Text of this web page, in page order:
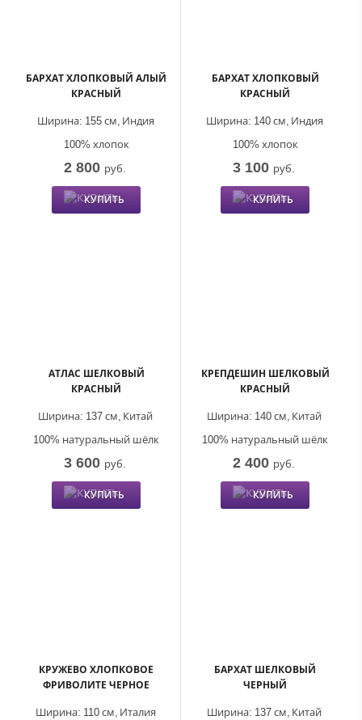
БАРХАТ ХЛОПКОВЫЙ АЛЫЙ
КРАСНЫЙ
Индия
Ширина: 155 см,
100% хлопок
2 800 руб.
КУПИТЬ
БАРХАТ ХЛОПКОВЫЙ
КРАСНЫЙ
Индия
Ширина: 140 см,
100% хлопок
3 100 руб.
КУПИТЬ
АТЛАС ШЕЛКОВЫЙ
КРАСНЫЙ
Китай
Ширина: 137 см,
100% натуральный шёлк
3 600 руб.
КУПИТЬ
КРЕПДЕШИН ШЕЛКОВЫЙ
КРАСНЫЙ
Китай
Ширина: 140 см,
100% натуральный шёлк
2 400 руб.
КУПИТЬ
КРУЖЕВО ХЛОПКОВОЕ
ФРИВОЛИТЕ ЧЕРНОЕ
Италия
Ширина: 110 см,
БАРХАТ ШЕЛКОВЫЙ
ЧЕРНЫЙ
Китай
Ширина: 137 см,